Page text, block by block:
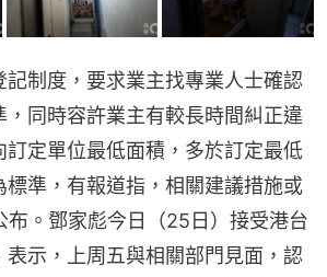
記制度，要求業主找專業人士確認
，同時容許業主有較長時間糾正違
訂定單位最低面積，多於訂定最低
標準，有報道指，相關建議措施或
布。鄧家彪今日（25日）接受港台
表示，上周五與相關部門見面，認